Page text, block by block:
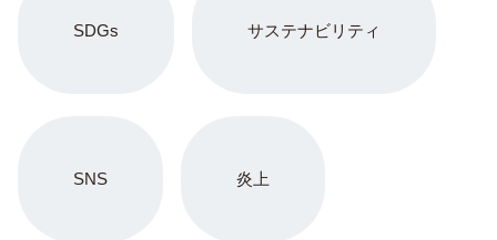
SDGs サステナビリティ
SNS 炎上